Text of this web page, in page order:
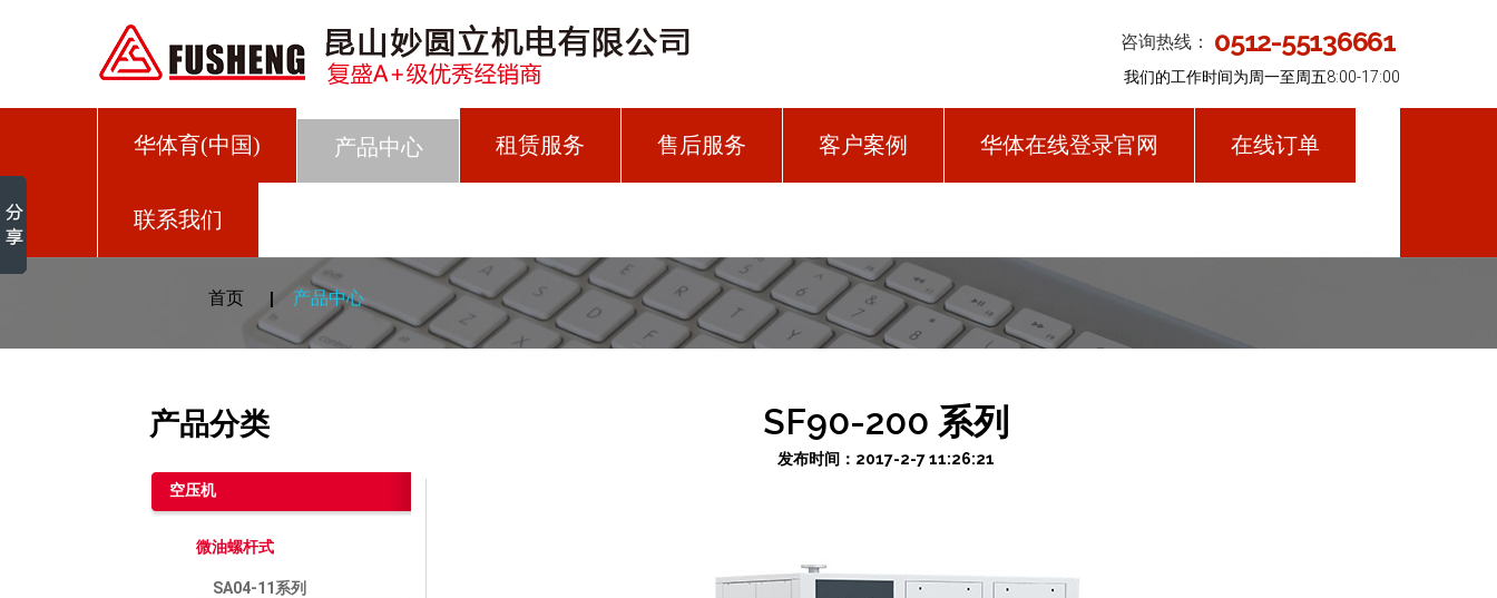
咨询热线： 0512-55136661
我们的工作时间为周一至周五8:00-17:00
华体育(中国) 产品中心 租赁服务 售后服务 客户案例 华体在线登录官网 在线订单
联系我们
首页 产品中心
产品分类
空压机
微油螺杆式
SA04-11系列
SF90-200 系列
发布时间：2017-2-7 11:26:21